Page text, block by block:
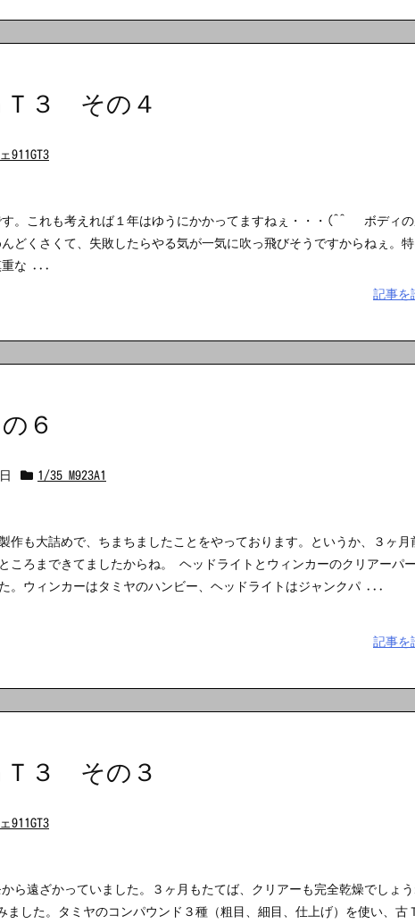
Ｔ３ その４
911GT3
。これも考えれば１年はゆうにかかってますねぇ・・・(^^ゞ ボディ
どくさくて、失敗したらやる気が一気に吹っ飛びそうですからねぇ。特
重な ...
記事を
６
1/35 M923A1
作も大詰めで、ちまちましたことをやっております。というか、３ヶ月
ころまできてましたからね。 ヘッドライトとウィンカーのクリアーパ
。ウィンカーはタミヤのハンビー、ヘッドライトはジャンクパ ...
記事を
Ｔ３ その３
911GT3
ら遠ざかっていました。３ヶ月もたてば、クリアーも完全乾燥でしょ
ました。タミヤのコンパウンド３種（粗目、細目、仕上げ）を使い、古